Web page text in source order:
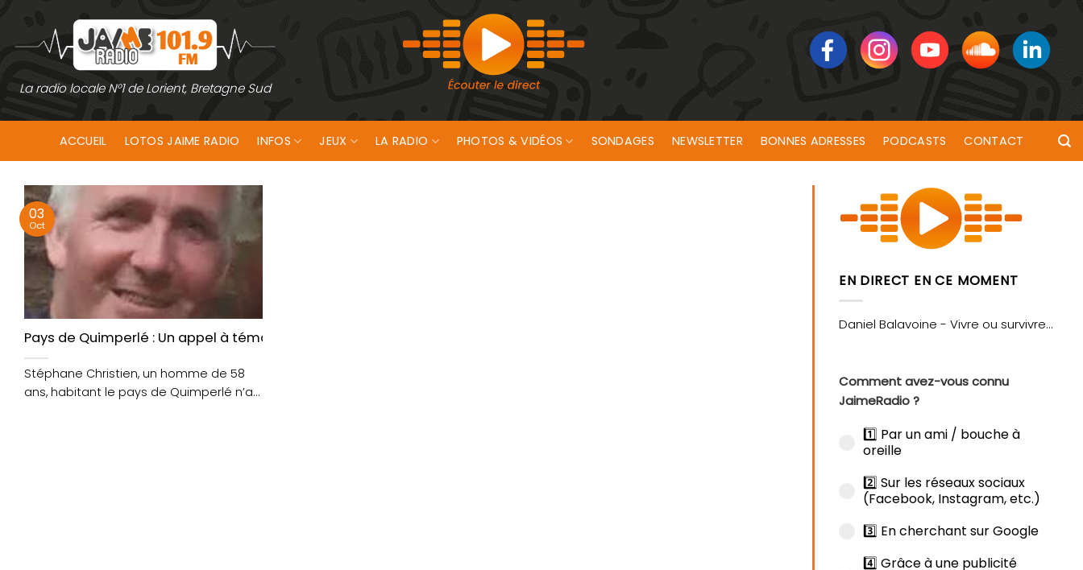
contenu
La radio locale N°1 de Lorient, Bretagne Sud
ACCUEIL LOTOS JAIME RADIO INFOS JEUX LA RADIO PHOTOS & VIDÉOS SONDAGES NEWSLETTER BONNES ADRESSES PODCASTS CONTACT
Pays de Quimperlé : Un appel à témoin pour retrouver un homme de 58 ans
Stéphane Christien, un homme de 58
ans, habitant le pays de Quimperlé n’a
03
Oct
EN DIRECT EN CE MOMENT
Comment avez-vous connu
JaimeRadio ?
1️⃣ Par un ami / bouche à
oreille
2️⃣ Sur les réseaux sociaux
(Facebook, Instagram, etc.)
3️⃣ En cherchant sur Google
4️⃣ Grâce à une publicité